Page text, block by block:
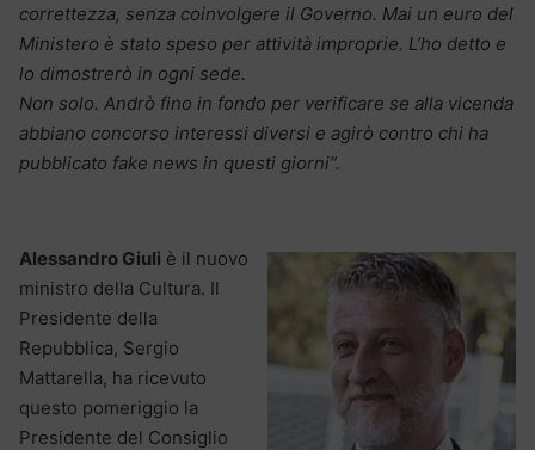
correttezza, senza coinvolgere il Governo. Mai un euro del
Ministero è stato speso per attività improprie. L’ho detto e
lo dimostrerò in ogni sede.
Non solo. Andrò fino in fondo per verificare se alla vicenda
abbiano concorso interessi diversi e agirò contro chi ha
pubblicato fake news in questi giorni”.
Alessandro Giuli è il nuovo
ministro della Cultura. Il
Presidente della
Repubblica, Sergio
Mattarella, ha ricevuto
questo pomeriggio la
Presidente del Consiglio